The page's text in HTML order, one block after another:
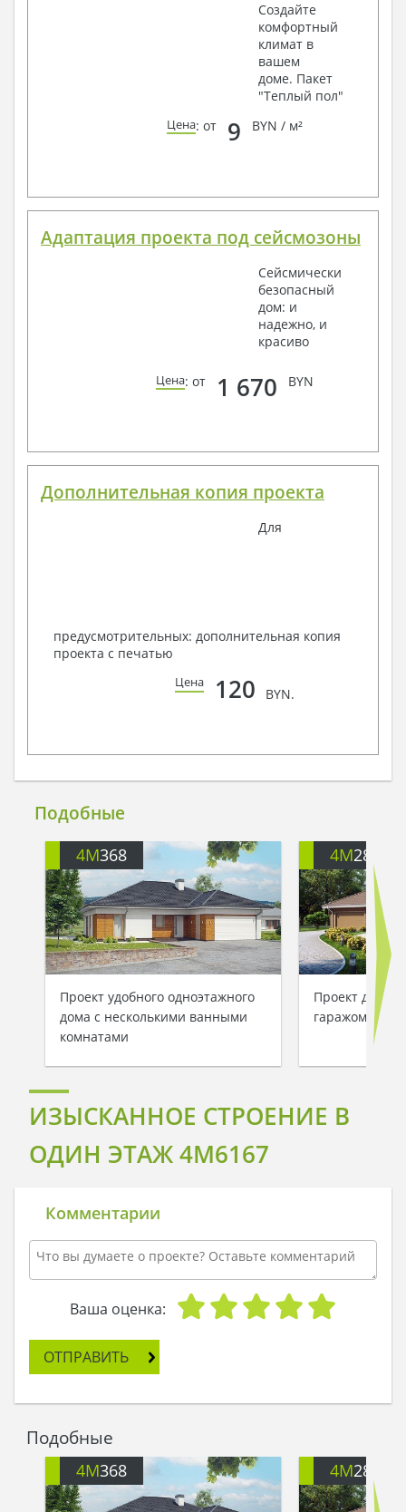
Создайте
комфортный
климат в
вашем
доме. Пакет
"Теплый пол"
Цена: от 9 BYN / м²
Адаптация проекта под сейсмозоны
Сейсмически
безопасный
дом: и
надежно, и
красиво
Цена: от 1 670 BYN
Дополнительная копия проекта
Для
предусмотрительных: дополнительная копия
проекта с печатью
Цена 120 BYN.
Подобные
4M368
Проект удобного одноэтажного
дома с несколькими ванными
комнатами
4M288
Проект дома
гаражом для
ИЗЫСКАННОЕ СТРОЕНИЕ В
ОДИН ЭТАЖ 4M6167
Комментарии
Ваша оценка:
ОТПРАВИТЬ
Подобные
4M368 4M288